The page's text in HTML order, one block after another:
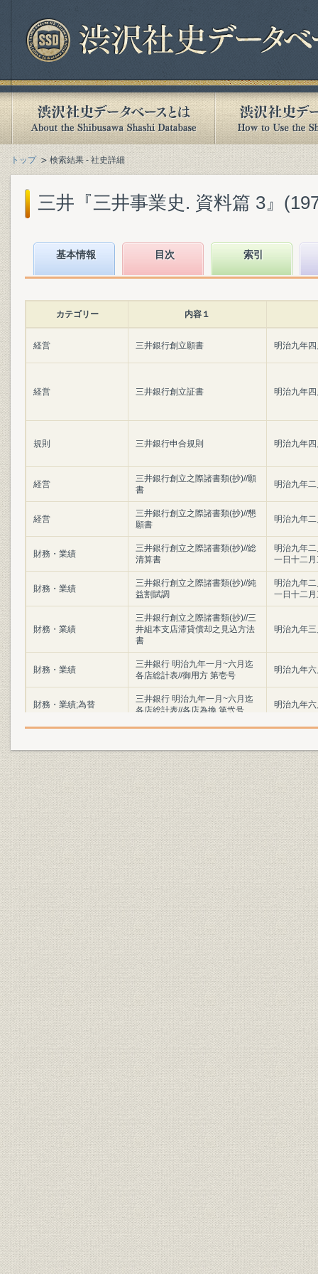
トップ 検索結果 - 社史詳細
三井『三井事業史. 資料篇 3』
基本情報 目次 索引
カテゴリー 内容１
経営 三井銀行創立願書 明治九年
経営 三井銀行創立証書 明治九年
規則 三井銀行申合規則 明治九年
経営
三井銀行創立之際諸書類(抄)//願
書
明治九年
経営
三井銀行創立之際諸書類(抄)//懇
願書
明治九年
財務・業績
三井銀行創立之際諸書類(抄)//総
清算書
明治九年
一日十二
財務・業績
三井銀行創立之際諸書類(抄)//純
益割賦調
明治九年
一日十二
財務・業績
三井銀行創立之際諸書類(抄)//三
井組本支店滞貸償却之見込方法
書
明治九年
財務・業績
三井銀行 明治九年一月~六月迄
各店総計表//御用方 第壱号
明治九年
財務・業績;為替
三井銀行 明治九年一月~六月迄
各店総計表//各店為換 第弐号
明治九年
財務・業績
三井銀行 明治九年一月~六月迄
各店総計表//一時貸 第四号
明治九年
財務・業績
三井銀行 明治九年一月~六月迄
各店総計表//利附預 第五号
明治九年
財務・業績
三井銀行 明治九年一月~六月迄
各店総計表//利附貸 第六号
明治九年
財務・業績
三井銀行 明治九年一月~六月迄
各店総計表//無利足貸 第七号
明治九年
財務・業績
三井銀行 明治九年一月~六月迄
各店総計表//滞貸 第八号
明治九年
財務・業績
三井銀行 明治九年一月~六月迄
各店総計表//諸向 第九号
明治九年
財務・業績
三井銀行 明治九年一月~六月迄
各店総計表//闔店費益取調月表
第十号
明治九年
財務・業績
三井銀行 明治九年一月~六月迄
各店総計表//総計 第十一号
明治九年
財務・業績
三井銀行 明治九年一月~六月迄
各店総計表//現在金 第十二号
明治九年
財務・業績
三井銀行 明治九年一月~六月迄
各店総計表//積金 第十三号
明治九年
経営
旧三井組ヨリ三井銀行ヘ事業引
継契約書
明治九年
財務・業績
三井組闔店貸預リ及現在金引継
証書
明治九年
財務・業績;株式
旧三井組大元方・三井氏同苗中
株式加入金并滞貸償却方協議決
定書
明治九年